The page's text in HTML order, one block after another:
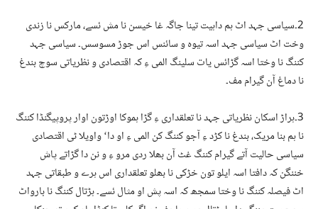
2۔سیاسی جہد اٹ ہم داہیت تینا جاگہ غا خیسن نا مش ئسے، مارکس نا زندی
وخت اٹ سیاسی جہد اسہ تیوہ و سائنس اس جوڑ مسوسس۔ سیاسی جہد
کننگ نا وختا اسہ گڑائس یات سلینگ المی ءِ کہ اقتصادی و نظریاتی سوچ بندغ
نا دماغ آن گیرام مف۔
3۔ہراڑ اسکان نظریاتی جہد نا تعلقداری ءِ گڑا ہموکا اوڑتون اوار پروپیگنڈا کننگ
نا ہم بنا مریک، بندغ نا کڑد ءِ آجو کننگ کن المی ءِ او دا‘ واویلا ٹی اقتصادی
سیاسی حالیت آتے گیرام کننگ غٹ آن بھلا ردی مرو ءِ و نن دا گڑاتے پاش
خننگن کہ دافتا اسہ ایلو تون خڑکی نا بھلو تعلقداری اس ہرے و طبقاتی جہد
اٹ فیصلہ کننگ نا وختا سمجھ کہ اسہ پش او مثال ئسے۔ ہڑتال کننگ نا بارواٹ